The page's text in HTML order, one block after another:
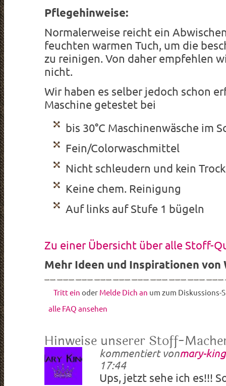
Pflegehinweise:
Normalerweise reicht ein
feuchten warmen Tuch, um die
zu reinigen. Von daher empfehlen
nicht.
Wir haben es selber jedoch schon
Maschine getestet bei
bis 30°C Maschinenwäsche im
Fein/Colorwaschmittel
Nicht schleudern und kein
Keine chem. Reinigung
Auf links auf Stufe 1 bügeln
Zu einer Übersicht über alle Stoff-
Mehr Ideen und Inspirationen von
Tritt ein oder Melde Dich an um zum
alle FAQ ansehen
Hinweise unserer Stoff-
kommentiert vonmary-king
17:44
Ups, jetzt sehe ich es!!!